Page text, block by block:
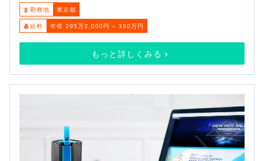
勤務地 東京都
給料 年収 295万2,000円 ~ 350万円
もっと詳しくみる